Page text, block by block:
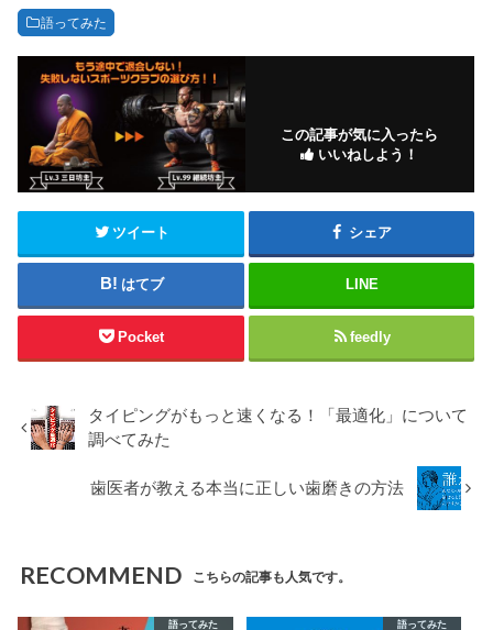
語ってみた
この記事が気に入ったら
いいねしよう！
ツイート シェア
はてブ LINE
Pocket feedly
タイピングがもっと速くなる！「最適化」について
調べてみた
歯医者が教える本当に正しい歯磨きの方法
RECOMMEND こちらの記事も人気です。
語ってみた 語ってみた